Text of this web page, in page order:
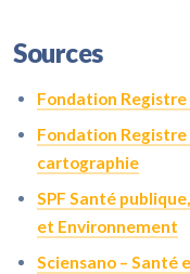
Sources
Fondation Registre
Fondation Registre
cartographie
SPF Santé
et Environnement
Sciensano –